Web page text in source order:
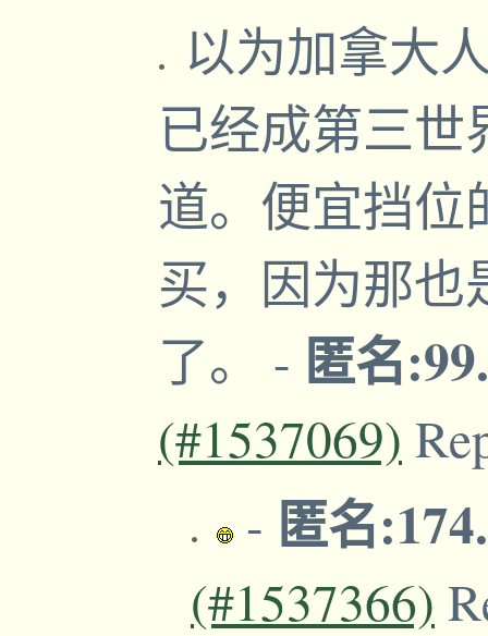
以为加拿大
已经成第三
道。便宜挡位
买，因为那也
了。 - 匿名
(#1537069)
- 匿名
(#1537366)